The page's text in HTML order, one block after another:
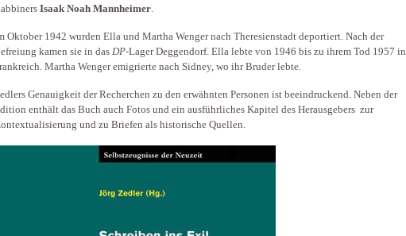
Isaak Noah Mannheimer.
Oktober 1942 wurden Ella und Martha Wenger nach Theresienstadt deportiert. Nach der
kamen sie in das DP-Lager Deggendorf. Ella lebte von 1946 bis zu ihrem Tod 1957 in
Martha Wenger emigrierte nach Sidney, wo ihr Bruder lebte.
Genauigkeit der Recherchen zu den erwähnten Personen ist beeindruckend. Neben der
enthält das Buch auch Fotos und ein ausführliches Kapitel des Herausgebers zur
und zu Briefen als historische Quellen.